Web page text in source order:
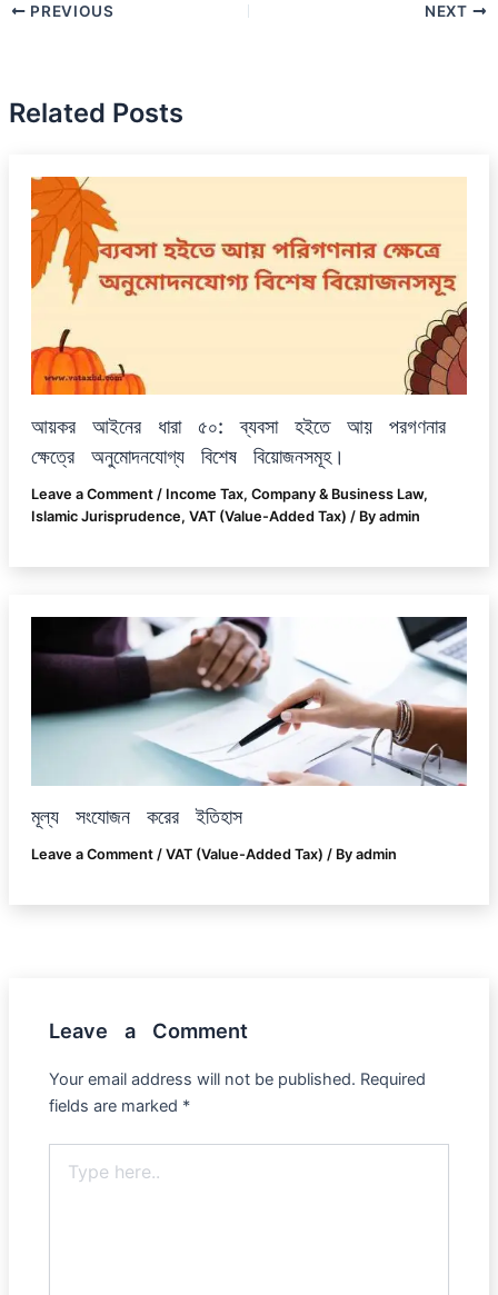
PREVIOUS NEXT
Related Posts
আয়কর আইনের ধারা ৫০: ব্যবসা হইতে আয় পরগণনার
ক্ষেত্রে অনুমোদনযোগ্য বিশেষ বিয়োজনসমূহ।
Leave a Comment / Income Tax, Company & Business Law,
Islamic Jurisprudence, VAT (Value-Added Tax) / By admin
মূল্য সংযোজন করের ইতিহাস
Leave a Comment / VAT (Value-Added Tax) / By admin
Leave a Comment
Your email address will not be published. Required
fields are marked *
here..